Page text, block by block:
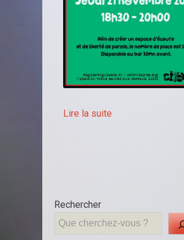
Lire la suite
Rechercher